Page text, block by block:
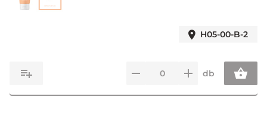
H05-00-B-2
db